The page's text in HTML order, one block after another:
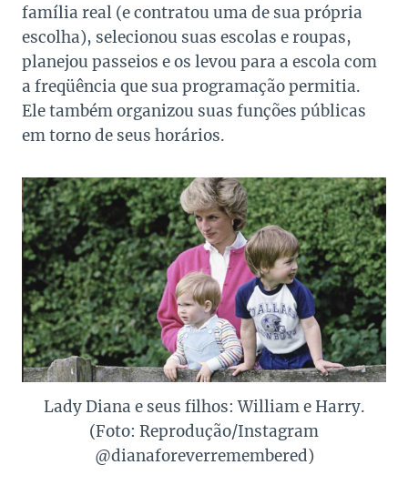
família real (e contratou uma de sua própria
escolha), selecionou suas escolas e roupas,
planejou passeios e os levou para a escola com
a freqüência que sua programação permitia.
Ele também organizou suas funções públicas
em torno de seus horários.
Lady Diana e seus filhos: William e Harry.
(Foto: Reprodução/Instagram
@dianaforeverremembered)